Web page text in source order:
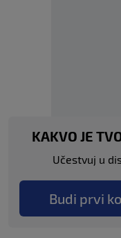
KAKVO JE
Učestvuj u
Budi prvi